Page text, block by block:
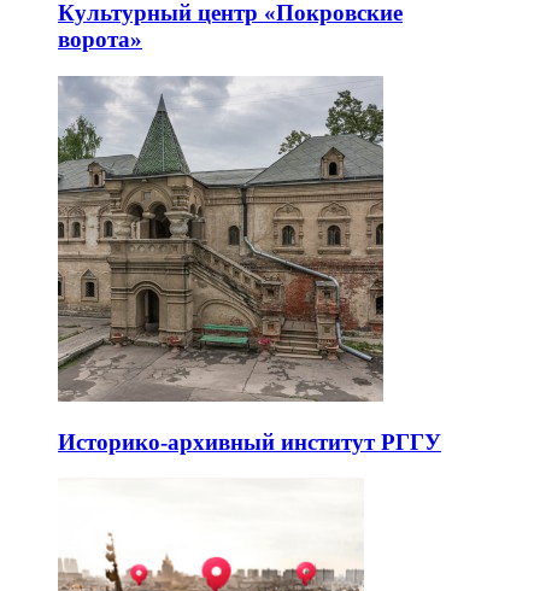
Культурный центр «Покровские
ворота»
Историко-архивный институт РГГУ